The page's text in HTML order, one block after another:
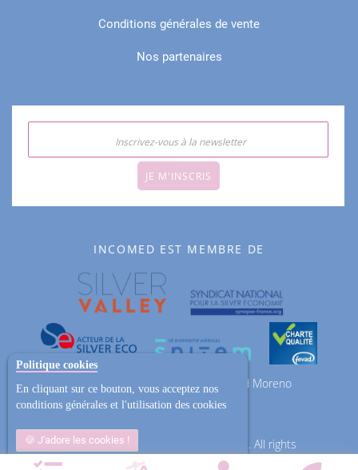
Politique cookies
En cliquant sur ce bouton, vous acceptez nos
conditions générales et l'utilisation des cookies
J'adore les cookies !
Conditions générales de vente
Nos partenaires
JE M'INSCRIS
INCOMED EST MEMBRE DE
ZAC des Epineaux 13 avenue Roland Moreno
95740 Frépillon
Copyright © 2013-2026 Magento, Inc. All rights